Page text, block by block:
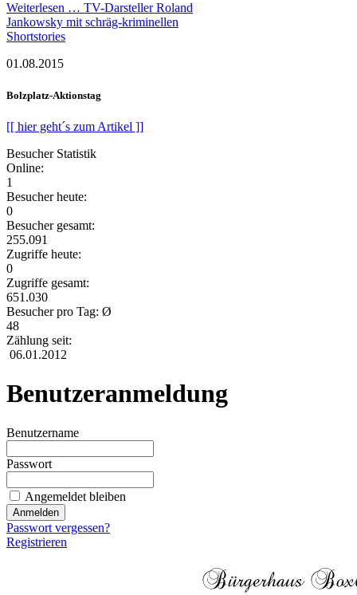
Weiterlesen … TV-Darsteller Roland
Jankowsky mit schräg-kriminellen
Shortstories
01.08.2015
Bolzplatz-Aktionstag
[[ hier geht´s zum Artikel ]]
Besucher Statistik
Online:
1
Besucher heute:
0
Besucher gesamt:
255.091
Zugriffe heute:
0
Zugriffe gesamt:
651.030
Besucher pro Tag: Ø
48
Zählung seit:
06.01.2012
Benutzeranmeldung
Benutzername
Passwort
Angemeldet bleiben
Passwort vergessen?
Registrieren